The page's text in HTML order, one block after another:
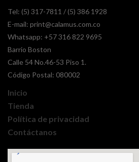
Tel: (5) 317-7811 / (5) 386 1928
E-mail: print@calamus.com.co
Whatsapp: +57 316 822 9695
Barrio Boston
Calle 54 No.46-53 Piso 1.
Código Postal: 080002
Inicio
Tienda
Política de privacidad
Contáctanos